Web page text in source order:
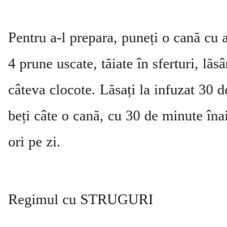
Pentru a-l prepara, pu­neți o cană cu
4 prune uscate, tăiate în sfer­turi,
câteva clocote. Lăsați la infuzat 30
beți câte o cană, cu 30 de minute
ori pe zi.
Regimul cu STRUGURI